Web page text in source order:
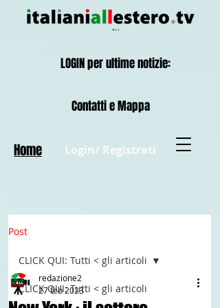
Login/ Registrati
Contatti e Mappa
Home
LOGIN per ultime notizie:
Post
CLICK QUI: Tutti < gli articoli
CLICK QUI: Tutti < gli articoli
redazione2
27 feb 2023